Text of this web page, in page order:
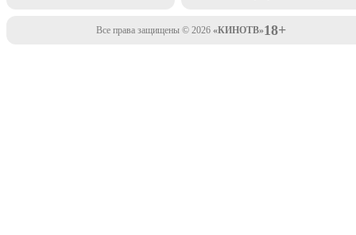
Все права защищены © 2026 «КИНОТВ»18+